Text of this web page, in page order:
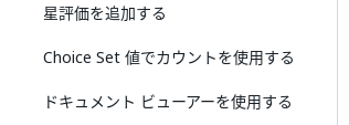
星評価を追加する
Choice Set 値でカウントを使用する
ドキュメント ビューアーを使用する